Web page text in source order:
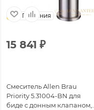
Германия
15 841 ₽
Смеситель Allen Brau
Priority 5.31004-BN для
биде с донным клапаном,